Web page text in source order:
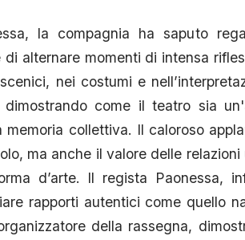
la compagnia ha saputo
alternare momenti di intensa
nei costumi e
dimostrando come il teatro sia
collettiva. Il caloroso
ma anche il valore delle
d’arte. Il regista Paonessa,
rapporti autentici come quello
della rassegna,